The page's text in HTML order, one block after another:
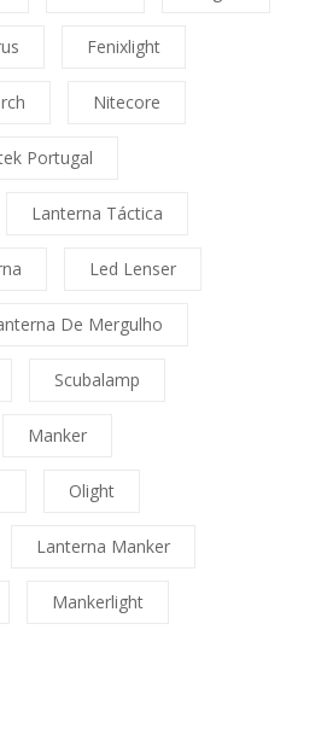
Fenixlight
Nitecore
Portugal
Lanterna Táctica
Led Lenser
De Mergulho
Scubalamp
Manker
Olight
Lanterna Manker
Mankerlight